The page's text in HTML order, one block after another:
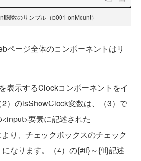
関数のサンプル（p001-onMount）
ページ全体のコンポーネントはリ
表示するClockコンポーネントをイ
2）のisShowClock変数は、（3）で
要素に記述された
り、チェックボックスのチェック
なります。（4）の{#if}～{/if}記述